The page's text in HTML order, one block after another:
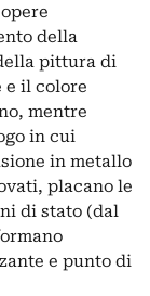
della
pittura di
il colore
mentre
in cui
in metallo
placano le
di stato (dal
e punto di